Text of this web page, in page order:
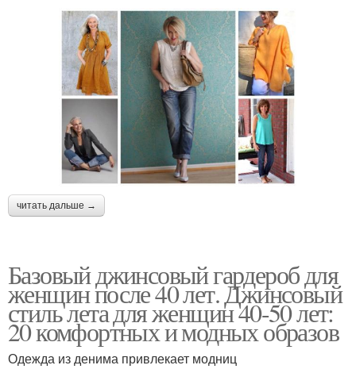
читать дальше →
Базовый джинсовый гардероб для
женщин после 40 лет. Джинсовый
стиль лета для женщин 40-50 лет:
20 комфортных и модных образов
Одежда из денима привлекает модниц